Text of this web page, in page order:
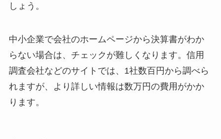
しょう。
中小企業で会社のホームページから決算書がわか
らない場合は、チェックが難しくなります。信用
調査会社などのサイトでは、1社数百円から調べら
れますが、より詳しい情報は数万円の費用がかか
ります。